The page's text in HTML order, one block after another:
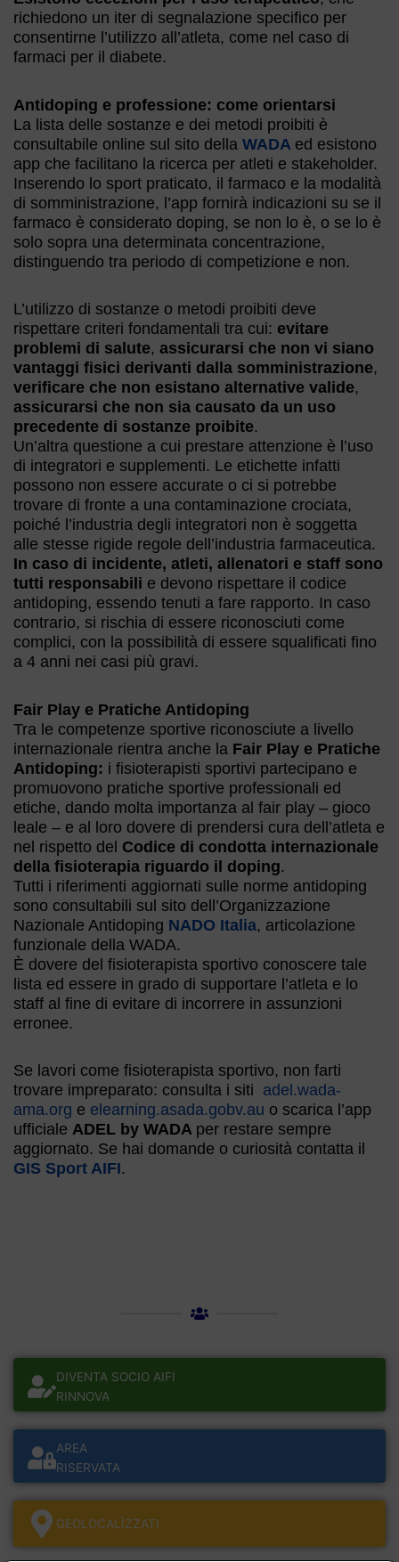
richiedono un iter di segnalazione specifico per
consentirne l’utilizzo all’atleta, come nel caso di
farmaci per il diabete.
Antidoping e professione: come orientarsi
La lista delle sostanze e dei metodi proibiti è
consultabile online sul sito della WADA ed esistono
app che facilitano la ricerca per atleti e stakeholder.
Inserendo lo sport praticato, il farmaco e la modalità
di somministrazione, l’app fornirà indicazioni su se il
farmaco è considerato doping, se non lo è, o se lo è
solo sopra una determinata concentrazione,
distinguendo tra periodo di competizione e non.
L’utilizzo di sostanze o metodi proibiti deve
rispettare criteri fondamentali tra cui: evitare
problemi di salute, assicurarsi che non vi siano
vantaggi fisici derivanti dalla somministrazione,
verificare che non esistano alternative valide,
assicurarsi che non sia causato da un uso
precedente di sostanze proibite.
Un’altra questione a cui prestare attenzione è l’uso
di integratori e supplementi. Le etichette infatti
possono non essere accurate o ci si potrebbe
trovare di fronte a una contaminazione crociata,
poiché l’industria degli integratori non è soggetta
alle stesse rigide regole dell’industria farmaceutica.
In caso di incidente, atleti, allenatori e staff sono
tutti responsabili e devono rispettare il codice
antidoping, essendo tenuti a fare rapporto. In caso
contrario, si rischia di essere riconosciuti come
complici, con la possibilità di essere squalificati fino
a 4 anni nei casi più gravi.
Fair Play e Pratiche Antidoping
Tra le competenze sportive riconosciute a livello
internazionale rientra anche la Fair Play e Pratiche
Antidoping: i fisioterapisti sportivi partecipano e
promuovono pratiche sportive professionali ed
etiche, dando molta importanza al fair play – gioco
leale – e al loro dovere di prendersi cura dell’atleta e
nel rispetto del Codice di condotta internazionale
della fisioterapia riguardo il doping.
Tutti i riferimenti aggiornati sulle norme antidoping
sono consultabili sul sito dell’Organizzazione
Nazionale Antidoping NADO Italia, articolazione
funzionale della WADA.
È dovere del fisioterapista sportivo conoscere tale
lista ed essere in grado di supportare l’atleta e lo
staff al fine di evitare di incorrere in assunzioni
erronee.
Se lavori come fisioterapista sportivo, non farti
trovare impreparato: consulta i siti adel.wada-
ama.org e elearning.asada.gobv.au o scarica l’app
ufficiale ADEL by WADA per restare sempre
aggiornato. Se hai domande o curiosità contatta il
GIS Sport AIFI.
DIVENTA SOCIO AIFI
RINNOVA
AREA
RISERVATA
GEOLOCALÌZZATI